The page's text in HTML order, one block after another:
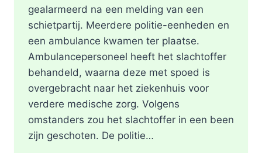
gealarmeerd na een melding van een
schietpartij. Meerdere politie-eenheden en
een ambulance kwamen ter plaatse.
Ambulancepersoneel heeft het slachtoffer
behandeld, waarna deze met spoed is
overgebracht naar het ziekenhuis voor
verdere medische zorg. Volgens
omstanders zou het slachtoffer in een been
zijn geschoten. De politie…